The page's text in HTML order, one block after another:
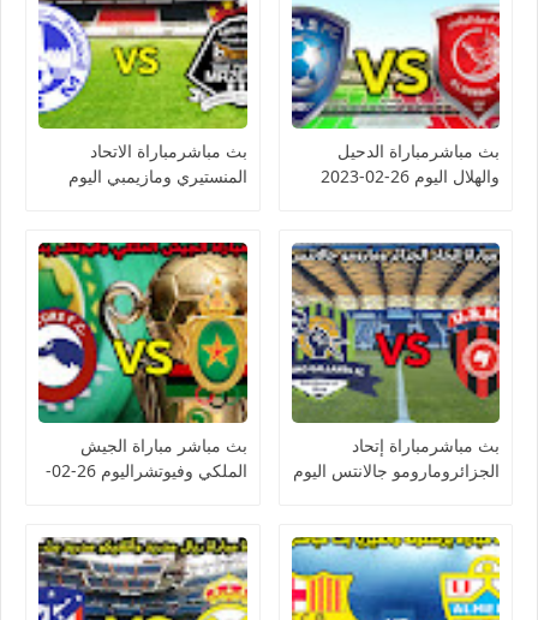
بث مباشرمباراة الدحيل
والهلال اليوم 26-02-2023
بث مباشرمباراة الاتحاد
المنستيري ومازيمبي اليوم
بث مباشرمباراة إتحاد
الجزائرومارومو جالانتس اليوم
بث مباشر مباراة الجيش
الملكي وفيوتشراليوم 26-02-